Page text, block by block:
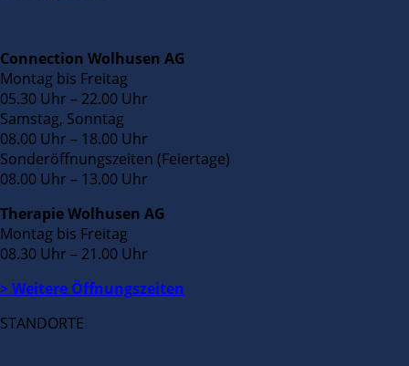
Connection Wolhusen AG
Montag bis Freitag
05.30 Uhr – 22.00 Uhr
Samstag, Sonntag
08.00 Uhr – 18.00 Uhr
Sonderöffnungszeiten (Feiertage)
08.00 Uhr – 13.00 Uhr
Therapie Wolhusen AG
Montag bis Freitag
08.30 Uhr – 21.00 Uhr
> Weitere Öffnungszeiten
STANDORTE